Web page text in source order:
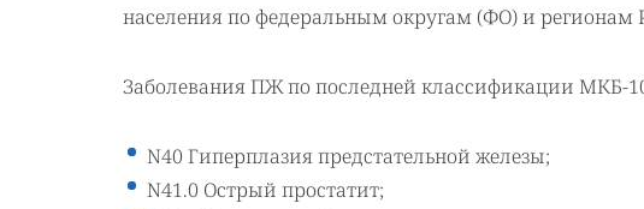
населения по федеральным округам (ФО) и регионам
Заболевания ПЖ по последней классификации
N40 Гиперплазия предстательной железы;
N41.0 Острый простатит;